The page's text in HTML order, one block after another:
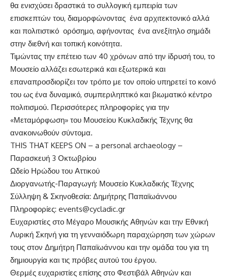
θα ενισχύσει δραστικά το συλλογική εμπειρία των
επισκεπτών του, διαμορφώνοντας ένα αρχιτεκτονικό αλλά
και πολιτιστικό ορόσημο, αφήνοντας ένα ανεξίτηλο σημάδι
στην διεθνή και τοπική κοινότητα.
Τιμώντας την επέτειο των 40 χρόνων από την ίδρυσή του, το
Μουσείο αλλάζει εσωτερικά και εξωτερικά και
επαναπροσδιορίζει τον τρόπο με τον οποίο υπηρετεί το κοινό
του ως ένα δυναμικό, συμπεριληπτικό και βιωματικό κέντρο
πολιτισμού. Περισσότερες πληροφορίες για την
«Μεταμόρφωση» του Μουσείου Κυκλαδικής Τέχνης θα
ανακοινωθούν σύντομα.
THIS THAT KEEPS ON – a personal archaeology –
Παρασκευή 3 Οκτωβρίου
Ωδείο Ηρώδου του Αττικού
Διοργανωτής-Παραγωγή: Μουσείο Κυκλαδικής Τέχνης
Σύλληψη & Σκηνοθεσία: Δημήτρης Παπαϊωάννου
Πληροφορίες: events@cycladic.gr
Ευχαριστίες στο Μέγαρο Μουσικής Αθηνών και την Εθνική
Λυρική Σκηνή για τη γενναιόδωρη παραχώρηση των χώρων
τους στον Δημήτρη Παπαϊωάννου και την ομάδα του για τη
δημιουργία και τις πρόβες αυτού του έργου.
Θερμές ευχαριστίες επίσης στο Φεστιβάλ Αθηνών και